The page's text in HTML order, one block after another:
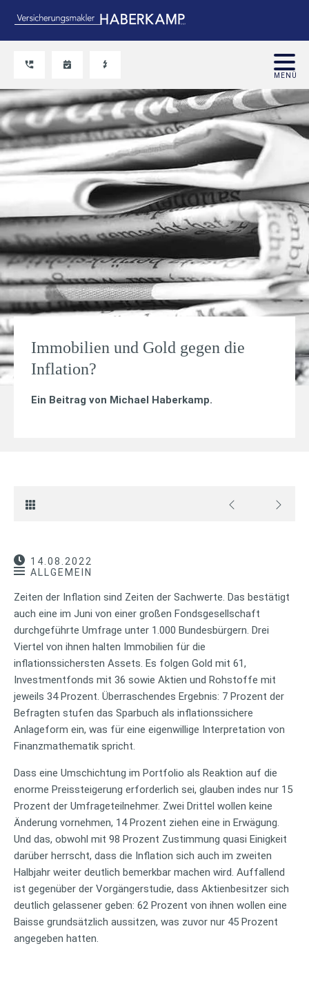
Immobilien und Gold gegen die
Inflation?
Ein Beitrag von Michael Haberkamp.
14.08.2022
ALLGEMEIN
Zeiten der Inflation sind Zeiten der Sachwerte. Das bestätigt
auch eine im Juni von einer großen Fondsgesellschaft
durchgeführte Umfrage unter 1.000 Bundesbürgern. Drei
Viertel von ihnen halten Immobilien für die
inflationssichersten Assets. Es folgen Gold mit 61,
Investmentfonds mit 36 sowie Aktien und Rohstoffe mit
jeweils 34 Prozent. Überraschendes Ergebnis: 7 Prozent der
Befragten stufen das Sparbuch als inflationssichere
Anlageform ein, was für eine eigenwillige Interpretation von
Finanzmathematik spricht.
Dass eine Umschichtung im Portfolio als Reaktion auf die
enorme Preissteigerung erforderlich sei, glauben indes nur 15
Prozent der Umfrageteilnehmer. Zwei Drittel wollen keine
Änderung vornehmen, 14 Prozent ziehen eine in Erwägung.
Und das, obwohl mit 98 Prozent Zustimmung quasi Einigkeit
darüber herrscht, dass die Inflation sich auch im zweiten
Halbjahr weiter deutlich bemerkbar machen wird. Auffallend
ist gegenüber der Vorgängerstudie, dass Aktienbesitzer sich
deutlich gelassener geben: 62 Prozent von ihnen wollen eine
Baisse grundsätzlich aussitzen, was zuvor nur 45 Prozent
angegeben hatten.